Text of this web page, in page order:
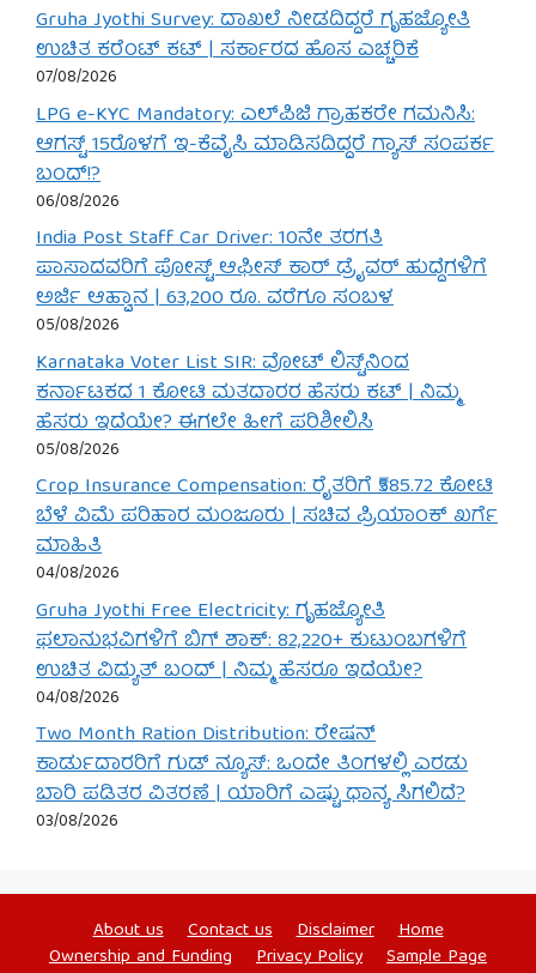
Gruha Jyothi Survey: ದಾಖಲೆ ನೀಡದಿದ್ದರೆ ಗೃಹಜ್ಯೋತಿ
ಉಚಿತ ಕರೆಂಟ್ ಕಟ್ | ಸರ್ಕಾರದ ಹೊಸ ಎಚ್ಚರಿಕೆ
07/08/2026
LPG e-KYC Mandatory: ಎಲ್‌ಪಿಜಿ ಗ್ರಾಹಕರೇ ಗಮನಿಸಿ:
ಆಗಸ್ಟ್ 15ರೊಳಗೆ ಇ-ಕೆವೈಸಿ ಮಾಡಿಸದಿದ್ದರೆ ಗ್ಯಾಸ್ ಸಂಪರ್ಕ
ಬಂದ್!?
06/08/2026
India Post Staff Car Driver: 10ನೇ ತರಗತಿ
ಪಾಸಾದವರಿಗೆ ಪೋಸ್ಟ್ ಆಫೀಸ್ ಕಾರ್ ಡ್ರೈವರ್ ಹುದ್ದೆಗಳಿಗೆ
ಅರ್ಜಿ ಆಹ್ವಾನ | 63,200 ರೂ. ವರೆಗೂ ಸಂಬಳ
05/08/2026
Karnataka Voter List SIR: ವೋಟ್ ಲಿಸ್ಟ್‌ನಿಂದ
ಕರ್ನಾಟಕದ 1 ಕೋಟಿ ಮತದಾರರ ಹೆಸರು ಕಟ್ | ನಿಮ್ಮ
ಹೆಸರು ಇದೆಯೇ? ಈಗಲೇ ಹೀಗೆ ಪರಿಶೀಲಿಸಿ
05/08/2026
Crop Insurance Compensation: ರೈತರಿಗೆ ₹585.72 ಕೋಟಿ
ಬೆಳೆ ವಿಮೆ ಪರಿಹಾರ ಮಂಜೂರು | ಸಚಿವ ಪ್ರಿಯಾಂಕ್ ಖರ್ಗೆ
ಮಾಹಿತಿ
04/08/2026
Gruha Jyothi Free Electricity: ಗೃಹಜ್ಯೋತಿ
ಫಲಾನುಭವಿಗಳಿಗೆ ಬಿಗ್ ಶಾಕ್: 82,220+ ಕುಟುಂಬಗಳಿಗೆ
ಉಚಿತ ವಿದ್ಯುತ್ ಬಂದ್ | ನಿಮ್ಮ ಹೆಸರೂ ಇದೆಯೇ?
04/08/2026
Two Month Ration Distribution: ರೇಷನ್
ಕಾರ್ಡುದಾರರಿಗೆ ಗುಡ್ ನ್ಯೂಸ್: ಒಂದೇ ತಿಂಗಳಲ್ಲಿ ಎರಡು
ಬಾರಿ ಪಡಿತರ ವಿತರಣೆ | ಯಾರಿಗೆ ಎಷ್ಟು ಧಾನ್ಯ ಸಿಗಲಿದೆ?
03/08/2026
About us Contact us Disclaimer
Home
Ownership and Funding
Privacy Policy
Sample Page